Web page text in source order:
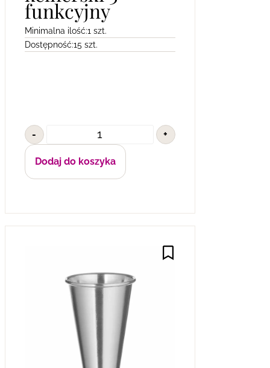
funkcyjny
Minimalna ilość:1 szt.
Dostępność:15 szt.
- +
Dodaj do koszyka